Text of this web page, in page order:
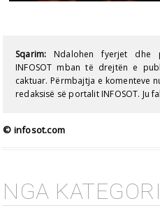
Sqarim: Ndalohen fyerjet dhe
INFOSOT mban të drejtën e
caktuar. Përmbajtja e komenteve
redaksisë së portalit INFOSOT. Ju
© infosot.com
NGA